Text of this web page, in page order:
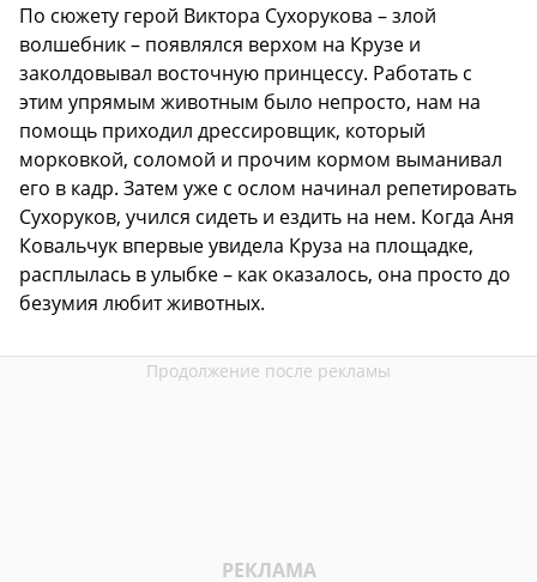
По сюжету герой Виктора Сухорукова – злой
волшебник – появлялся верхом на Крузе и
заколдовывал восточную принцессу. Работать с
этим упрямым животным было непросто, нам на
помощь приходил дрессировщик, который
морковкой, соломой и прочим кормом выманивал
его в кадр. Затем уже с ослом начинал репетировать
Сухоруков, учился сидеть и ездить на нем. Когда Аня
Ковальчук впервые увидела Круза на площадке,
расплылась в улыбке – как оказалось, она просто до
безумия любит животных.